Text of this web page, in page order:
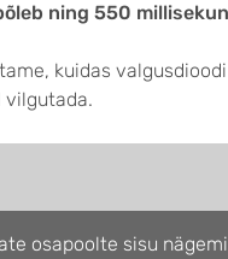
ning 550
kuidas
vilgutada.
osapoolte sisu